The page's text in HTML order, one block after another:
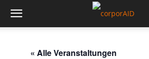
« Alle Veranstaltungen